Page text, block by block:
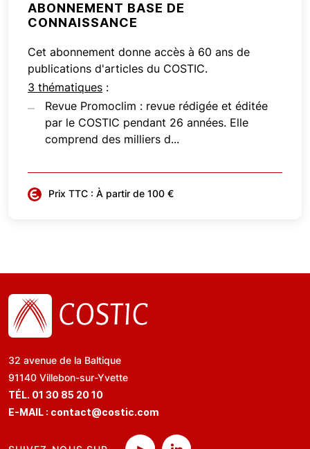
ABONNEMENT BASE DE
CONNAISSANCE
Cet abonnement donne accès à 60 ans de
publications d'articles du COSTIC.
3 thématiques :
Revue Promoclim : revue rédigée et éditée
par le COSTIC pendant 26 années. Elle
comprend des milliers d...
Prix TTC : À partir de 100 €
32 avenue de la Baltique
91140 Villebon-sur-Yvette
TÉL. 01 30 85 20 10
E-MAIL : contact@costic.com